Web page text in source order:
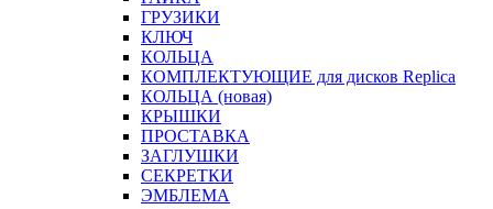
ГРУЗИКИ
КЛЮЧ
КОЛЬЦА
КОМПЛЕКТУЮЩИЕ для дисков Replica
КОЛЬЦА (новая)
КРЫШКИ
ПРОСТАВКА
ЗАГЛУШКИ
СЕКРЕТКИ
ЭМБЛЕМА